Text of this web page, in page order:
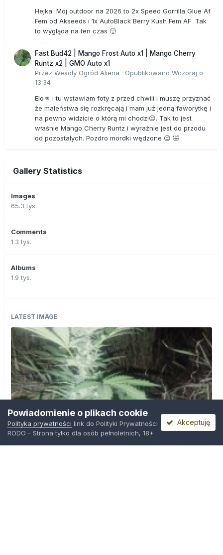
Hejka Mój outdoor na 2026 to 2x Speed Gorrilla Glue Af
Fem od Akseeds i 1x AutoBlack Berry Kush Fem AF Tak
to wygląda na ten czas 🙂
Fast Bud42 | Mango Frost Auto x1 | Mango Cherry
Runtz x2 | GMO Auto x1
Przez Wesoły Ogród Aliena · Opublikowano Wczoraj o
13:34
Elo👊 i tu wstawiam foty z przed chwili i muszę przyznać
że maleństwa się rozkręcają i mam już jedną faworytkę i
na pewno widzicie o którą mi chodzi😉. Tak to jest
właśnie Mango Cherry Runtz i wyraźnie jest do przodu
od pozostałych. Pozdro mordki wędzone 😉 🤣
Gallery Statistics
Images
65.3 tys.
Comments
1.3 tys.
Albums
1.9 tys.
LATEST IMAGE
Powiadomienie o plikach cookie
Polityka prywatności link do Polityki Prywatności
RODO - Strona tylko dla osób pełnoletnich, 18+
Akceptuję